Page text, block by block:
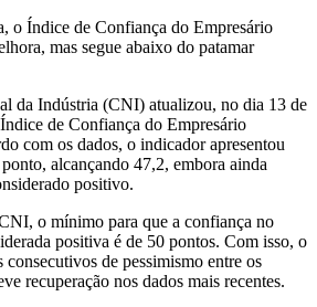
o Índice de Confiança do Empresário
mas segue abaixo do patamar
da Indústria (CNI) atualizou, no dia 13 de
de Confiança do Empresário
com os dados, o indicador apresentou
alcançando 47,2, embora ainda
positivo.
o mínimo para que a confiança no
positiva é de 50 pontos. Com isso, o
de pessimismo entre os
recuperação nos dados mais recentes.